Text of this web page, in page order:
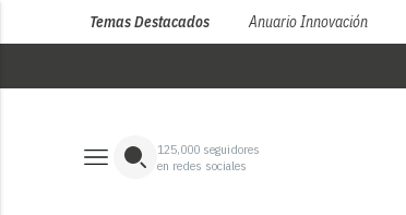
Temas Destacados Anuario Innovación
125,000 seguidores
en redes sociales